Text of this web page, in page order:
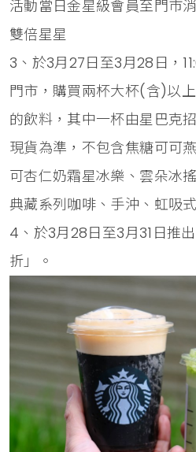
活動當日金星級會員至門市
雙倍星星
3、於3月27日至3月28日，
門市，購買兩杯大杯(含)以
的飲料，其中一杯由星巴克
現貨為準，不包含焦糖可可
可杏仁奶霜星冰樂、雲朵冰
典藏系列咖啡、手沖、虹吸
4、於3月28日至3月31日推
折」。